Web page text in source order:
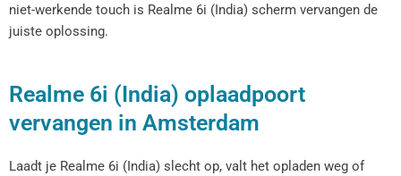
niet-werkende touch is Realme 6i (India) scherm vervangen de
juiste oplossing.
Realme 6i (India) oplaadpoort
vervangen in Amsterdam
Laadt je Realme 6i (India) slecht op, valt het opladen weg of